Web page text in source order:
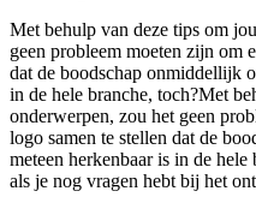
Met behulp van deze tips om
geen probleem moeten zijn om
dat de boodschap onmiddellijk
in de hele branche, toch?Met
onderwerpen, zou het geen
logo samen te stellen dat de
meteen herkenbaar is in de
als je nog vragen hebt bij het